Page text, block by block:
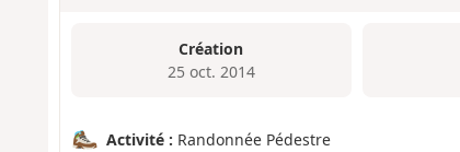
Création
25 oct. 2014
Activité : Randonnée Pédestre